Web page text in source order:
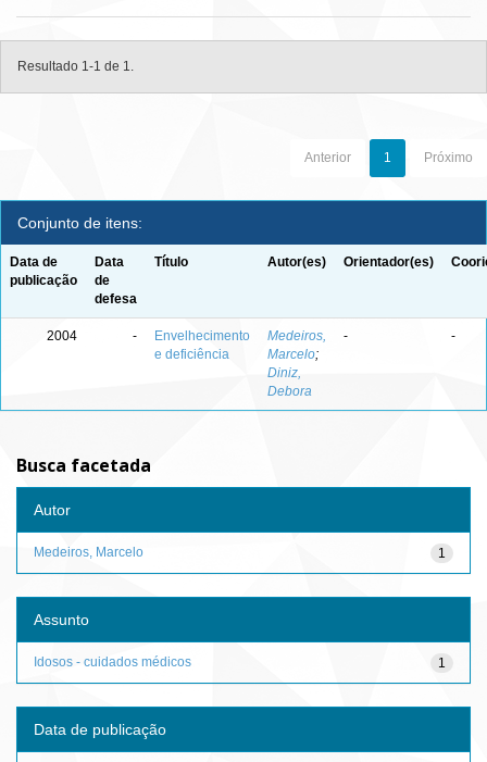
Resultado 1-1 de 1.
Anterior 1 Próximo
Conjunto de itens:
Data de
publicação
Data
de
defesa
Título Autor(es) Orientador(es)
2004 -
Envelhecimento
e deficiência
Medeiros,
Marcelo;
Diniz,
Debora
- -
Busca facetada
Autor
1
Medeiros, Marcelo
Assunto
1
Idosos - cuidados médicos
Data de publicação